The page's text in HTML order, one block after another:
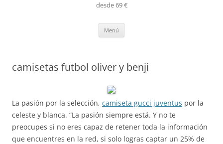
desde 69 €
Menú
camisetas futbol oliver y benji
La pasión por la selección, camiseta gucci juventus por la
celeste y blanca. “La pasión siempre está. Y no te
preocupes si no eres capaz de retener toda la información
que encuentres en la red, si solo logras captar un 25% de